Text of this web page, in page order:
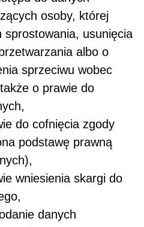
osoby, której
sprostowania, usunięcia
albo o
sprzeciwu wobec
o prawie do
do cofnięcia zgody
podstawę prawną
wniesienia skargi do
danych